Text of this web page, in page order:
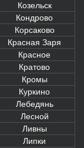
Козельск
Кондрово
Корсаково
Красная Заря
Красное
Кратово
Кромы
Куркино
Лебедянь
Лесной
Ливны
Липки